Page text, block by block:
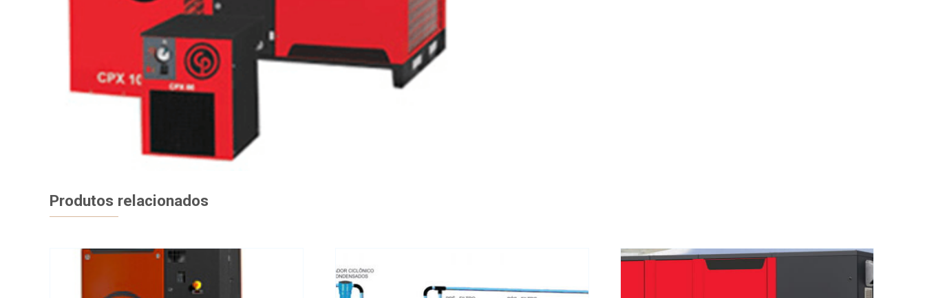
Produtos relacionados